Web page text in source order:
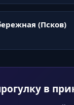
(Псков)
в